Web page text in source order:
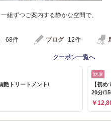
組ずつご案内する静かな空間で、
68件 ブログ 12件
クーポン一覧へ
艶トリートメント/
新規
【初
20分/
￥